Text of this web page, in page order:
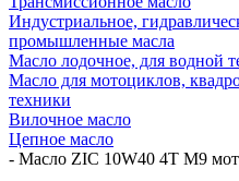
Индустриальное,
промышленные масла
Масло лодочное, для водной
Масло для мотоциклов,
техники
Вилочное масло
Цепное масло
- Масло ZIC 10W40 4Т М9